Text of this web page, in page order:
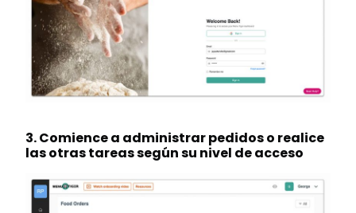
3. Comience a administrar pedidos o realice
las otras tareas según su nivel de acceso